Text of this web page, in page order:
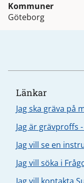
Kommuner
Göteborg
Länkar
Jag ska gräva på
Jag är grävproffs
Jag vill se en
Jag vill söka i